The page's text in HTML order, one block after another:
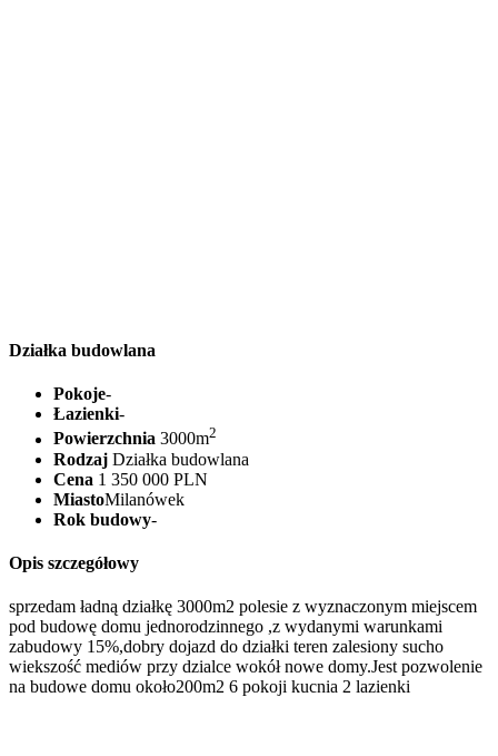
Działka budowlana
Pokoje-
Łazienki-
Powierzchnia 3000m2
Rodzaj Działka budowlana
Cena 1 350 000 PLN
MiastoMilanówek
Rok budowy-
Opis szczegółowy
sprzedam ładną działkę 3000m2 polesie z wyznaczonym miejscem
pod budowę domu jednorodzinnego ,z wydanymi warunkami
zabudowy 15%,dobry dojazd do działki teren zalesiony sucho
wiekszość mediów przy dzialce wokół nowe domy.Jest pozwolenie
na budowe domu około200m2 6 pokoji kucnia 2 lazienki